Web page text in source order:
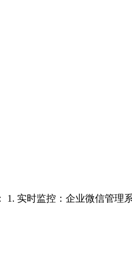
实时监控：企业微信管理